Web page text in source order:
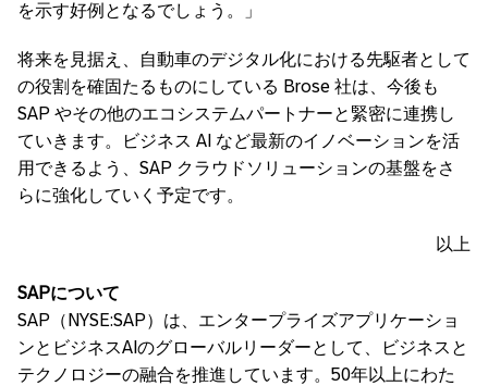
を示す好例となるでしょう。」
将来を見据え、自動車のデジタル化における先駆者として
の役割を確固たるものにしている Brose 社は、今後も
SAP やその他のエコシステムパートナーと緊密に連携し
ていきます。ビジネス AI など最新のイノベーションを活
用できるよう、SAP クラウドソリューションの基盤をさ
らに強化していく予定です。
以上
SAPについて
SAP（NYSE:SAP）は、エンタープライズアプリケーショ
ンとビジネスAIのグローバルリーダーとして、ビジネスと
テクノロジーの融合を推進しています。50年以上にわた